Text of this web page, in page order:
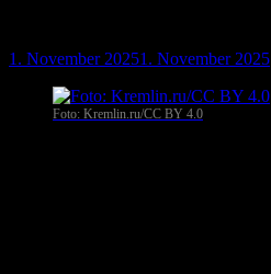
1. November 20251. November 2025
Foto: Kremlin.ru/CC BY 4.0